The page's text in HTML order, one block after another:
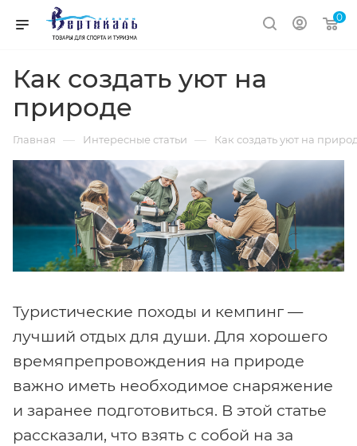
0
Как создать уют на
природе
Главная — Интересные статьи — Как создать уют на
Туристические походы и кемпинг —
лучший отдых для души. Для хорошего
времяпрепровождения на природе
важно иметь необходимое снаряжение
и заранее подготовиться. В этой статье
рассказали, что взять с собой на за